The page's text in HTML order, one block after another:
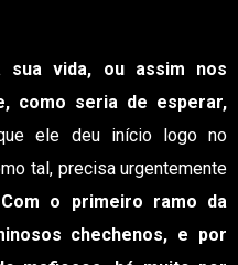
vida, ou assim nos
como seria de esperar,
ele deu início logo no
tal, precisa urgentemente
o primeiro ramo da
chechenos, e por